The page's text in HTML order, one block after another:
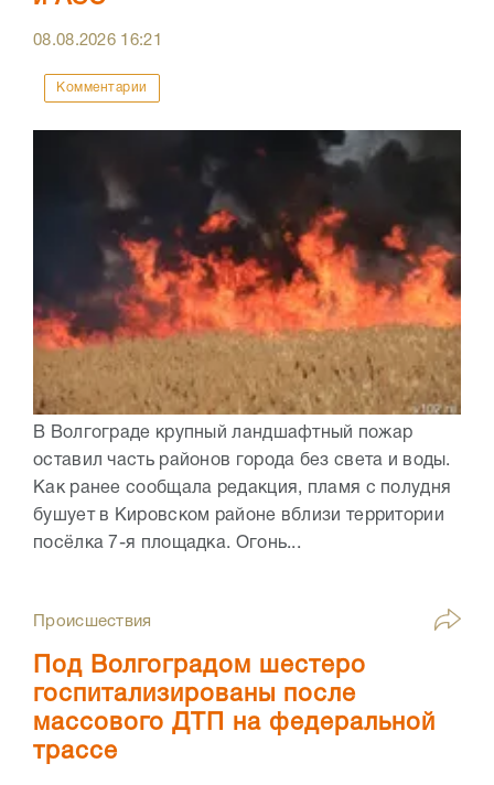
08.08.2026 16:21
Комментарии
В Волгограде крупный ландшафтный пожар
оставил часть районов города без света и воды.
Как ранее сообщала редакция, пламя с полудня
бушует в Кировском районе вблизи территории
посёлка 7-я площадка. Огонь...
Происшествия
Под Волгоградом шестеро
госпитализированы после
массового ДТП на федеральной
трассе